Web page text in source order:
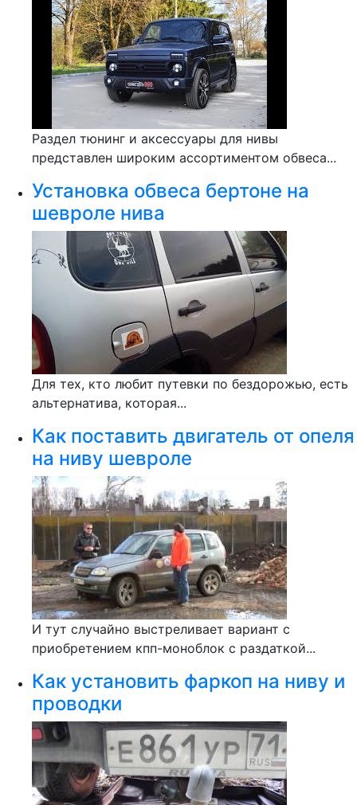
Раздел тюнинг и аксессуары для нивы
представлен широким ассортиментом обвеса...
Установка обвеса бертоне на
шевроле нива
Для тех, кто любит путевки по бездорожью, есть
альтернатива, которая...
Как поставить двигатель от опеля
на ниву шевроле
И тут случайно выстреливает вариант с
приобретением кпп-моноблок с раздаткой...
Как установить фаркоп на ниву и
проводки